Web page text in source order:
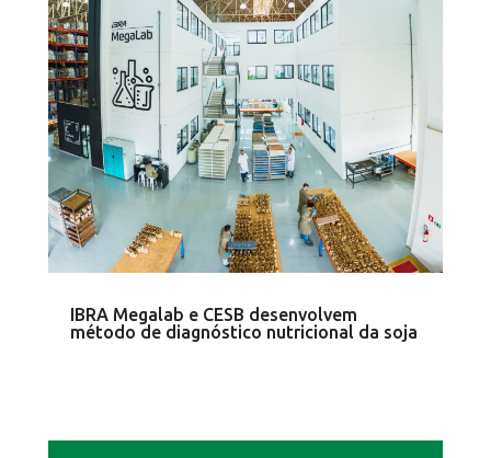
IBRA Megalab e CESB desenvolvem
método de diagnóstico nutricional da soja